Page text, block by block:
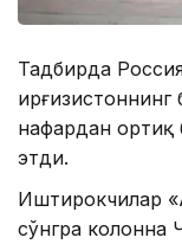
Тадбирда
нафардан ортиқ
этди.
Иштирокчилар
сўнгра колонна